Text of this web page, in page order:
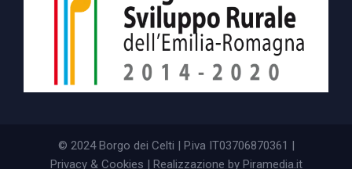
© 2024 Borgo dei Celti | P.iva IT03706870361 |
Privacy & Cookies | Realizzazione by Piramedia.it